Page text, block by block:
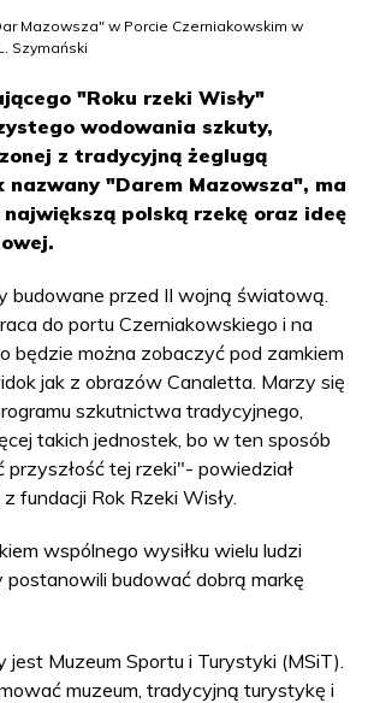
Mazowsza" w Porcie Czerniakowskim w
Szymański
"Roku rzeki Wisły"
wodowania szkuty,
z tradycyjną żeglugą
"Darem Mazowsza", ma
polską rzekę oraz ideę
budowane przed II wojną światową.
do portu Czerniakowskiego i na
będzie można zobaczyć pod zamkiem
jak z obrazów Canaletta. Marzy się
szkutnictwa tradycyjnego,
takich jednostek, bo w ten sposób
przyszłość tej rzeki"- powiedział
fundacji Rok Rzeki Wisły.
wspólnego wysiłku wielu ludzi
postanowili budować dobrą markę
jest Muzeum Sportu i Turystyki (MSiT).
muzeum, tradycyjną turystykę i